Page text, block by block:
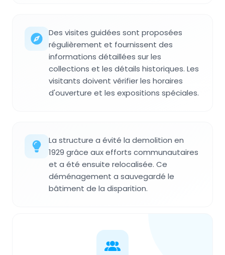
Des visites guidées sont proposées
régulièrement et fournissent des
informations détaillées sur les
collections et les détails historiques. Les
visitants doivent vérifier les horaires
d'ouverture et les expositions spéciales.
La structure a évité la demolition en
1929 grâce aux efforts communautaires
et a été ensuite relocalisée. Ce
déménagement a sauvegardé le
bâtiment de la disparition.